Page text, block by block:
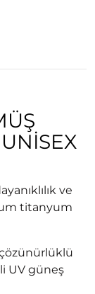
ve
titanyum
UV güneş